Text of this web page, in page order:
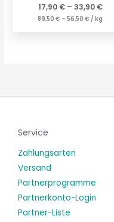
17,90 €– 33,90 €
89,50€ –56,50€ /kg
Service
Zahlungsarten
Versand
Partnerprogramme
Partnerkonto-Login
Partner-Liste